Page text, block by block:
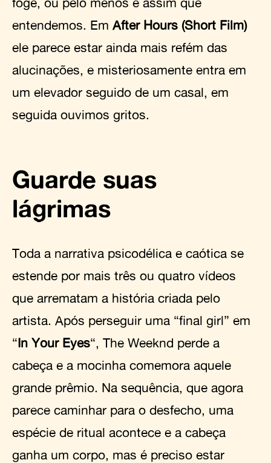
entendemos. Em After Hours (Short Film)
ele parece estar ainda mais refém das
alucinações, e misteriosamente entra em
um elevador seguido de um casal, em
seguida ouvimos gritos.
Guarde suas
lágrimas
Toda a narrativa psicodélica e caótica se
estende por mais três ou quatro vídeos
que arrematam a história criada pelo
artista. Após perseguir uma “final girl” em
“In Your Eyes“, The Weeknd perde a
cabeça e a mocinha comemora aquele
grande prêmio. Na sequência, que agora
parece caminhar para o desfecho, uma
espécie de ritual acontece e a cabeça
ganha um corpo, mas é preciso estar